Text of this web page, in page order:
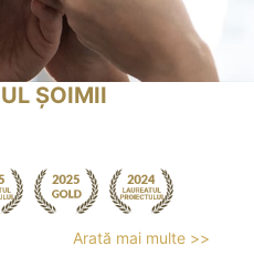
ȘOIMII
Arată mai multe >>